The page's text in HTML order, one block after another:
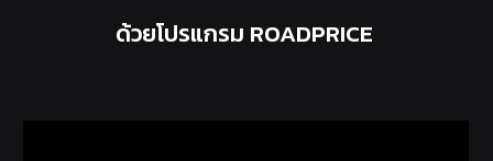
ด้วยโปรแกรม ROADPRICE